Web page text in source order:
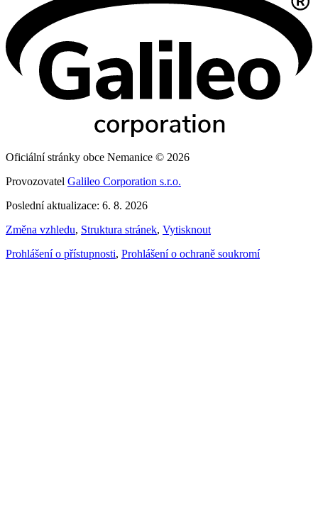
Oficiální stránky obce Nemanice © 2026
Provozovatel Galileo Corporation s.r.o.
Poslední aktualizace: 6. 8. 2026
Změna vzhledu, Struktura stránek, Vytisknout
Prohlášení o přístupnosti, Prohlášení o ochraně soukromí